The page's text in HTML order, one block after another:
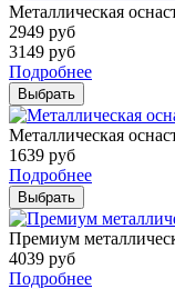
Металлическая
2949 руб
3149 руб
Подробнее
Выбрать
Металлическая
1639 руб
Подробнее
Выбрать
Премиум
4039 руб
Подробнее